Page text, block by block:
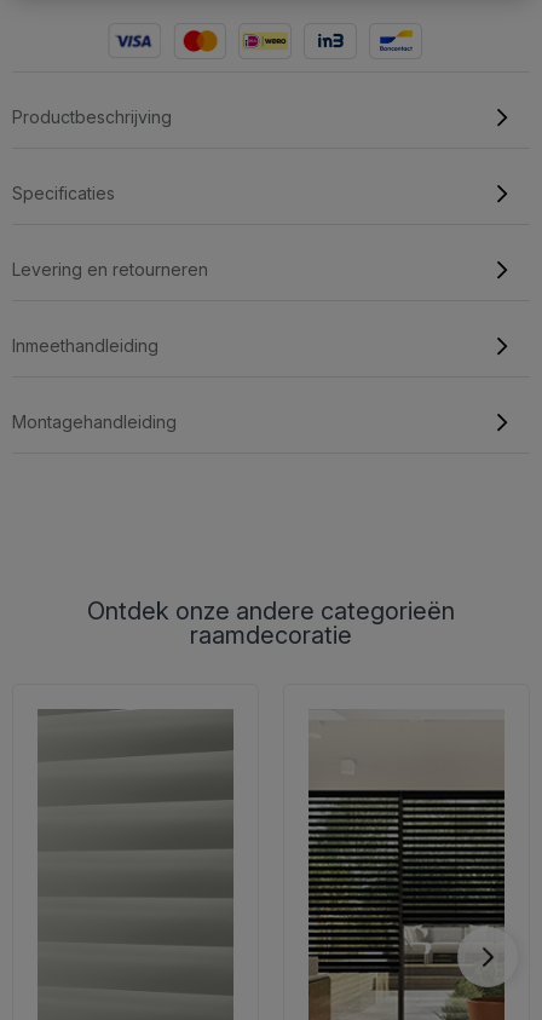
Productbeschrijving
Specificaties
Levering en retourneren
Inmeethandleiding
Montagehandleiding
Ontdek onze andere categorieën
raamdecoratie